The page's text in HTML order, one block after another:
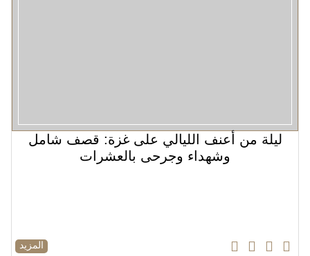
ليلة من أعنف الليالي على غزة: قصف شامل
وشهداء وجرحى بالعشرات
المزيد